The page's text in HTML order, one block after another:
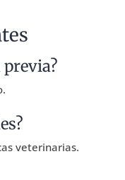
veterinarias.